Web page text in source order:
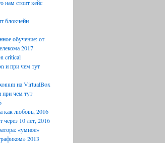
нам стоит кейс
блокчейн
обучение: от
2017
critical
и при чем тут
на VirtualBox
чем тут
как любовь, 2016
через 10 лет, 2016
«умное»
2013